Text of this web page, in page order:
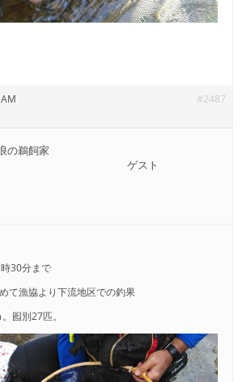
#2487
の鵜飼家
ゲスト
30分まで
て漁協より下流地区での釣果
囮別27匹。